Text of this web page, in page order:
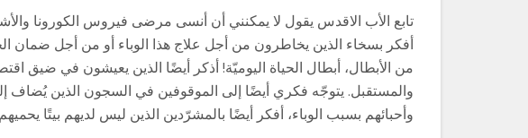
تابع الأب الاقدس يقول لا يمكنني أن أنسى مرضى فيروس الكورونا
أفكر بسخاء الذين يخاطرون من أجل علاج هذا الوباء أو من أجل ضمان
من الأبطال، أبطال الحياة اليوميّة! أذكر أيضًا الذين يعيشون في ضيق
والمستقبل. يتوجّه فكري أيضًا إلى الموقوفين في السجون الذين يُضاف
وأحبائهم بسبب الوباء، أفكر أيضًا بالمشرّدين الذين ليس لديهم بيتًا